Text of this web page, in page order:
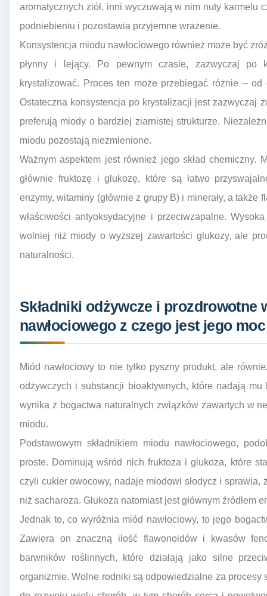
aromatycznych ziół, inni wyczuwają w nim nuty karmelu
podniebieniu i pozostawia przyjemne wrażenie.
Konsystencja miodu nawłociowego również może być
płynny i lejący. Po pewnym czasie, zazwyczaj po
krystalizować. Proces ten może przebiegać różnie –
Ostateczna konsystencja po krystalizacji jest zazwyczaj
preferują miody o bardziej ziarnistej strukturze.
miodu pozostają niezmienione.
Ważnym aspektem jest również jego skład chemiczny.
głównie fruktozę i glukozę, które są łatwo
enzymy, witaminy (głównie z grupy B) i minerały, a
właściwości antyoksydacyjne i przeciwzapalne.
wolniej niż miody o wyższej zawartości glukozy, ale
naturalności.
Składniki odżywcze i prozdrowotne
nawłociowego z czego jest jego moc
Miód nawłociowy to nie tylko pyszny produkt, ale
odżywczych i substancji bioaktywnych, które nadają
wynika z bogactwa naturalnych związków zawartych w
miodu.
Podstawowym składnikiem miodu nawłociowego,
proste. Dominują wśród nich fruktoza i glukoza, które
czyli cukier owocowy, nadaje miodowi słodycz i sprawia,
niż sacharoza. Glukoza natomiast jest głównym źródłem
Jednak to, co wyróżnia miód nawłociowy, to jego
Zawiera on znaczną ilość flawonoidów i kwasów
barwników roślinnych, które działają jako silne
organizmie. Wolne rodniki są odpowiedzialne za